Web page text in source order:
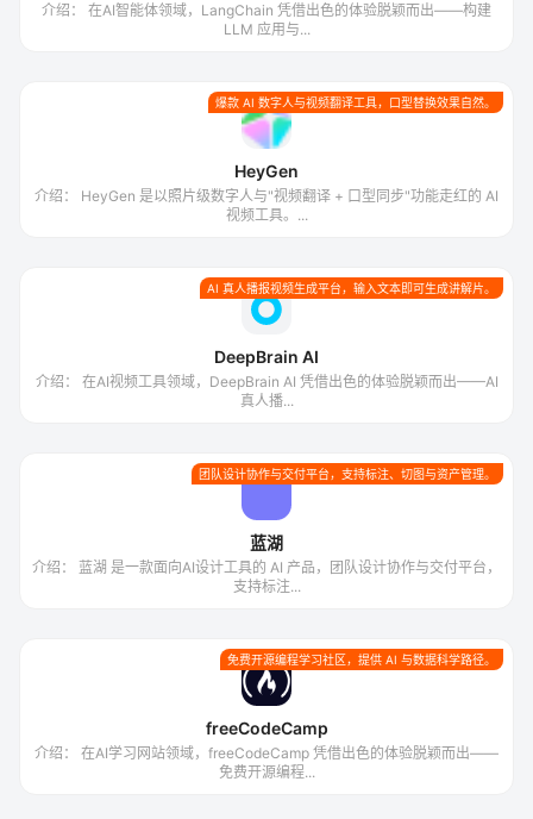
介绍： 在AI智能体领域，LangChain 凭借出色的体验脱颖而出——构建
LLM 应用与...
爆款 AI 数字人与视频翻译工具，口型替换效果自然。
HeyGen
介绍： HeyGen 是以照片级数字人与"视频翻译 + 口型同步"功能走红的 AI
视频工具。...
AI 真人播报视频生成平台，输入文本即可生成讲解片。
DeepBrain AI
介绍： 在AI视频工具领域，DeepBrain AI 凭借出色的体验脱颖而出——AI
真人播...
团队设计协作与交付平台，支持标注、切图与资产管理。
蓝湖
介绍： 蓝湖 是一款面向AI设计工具的 AI 产品，团队设计协作与交付平台，
支持标注...
免费开源编程学习社区，提供 AI 与数据科学路径。
freeCodeCamp
介绍： 在AI学习网站领域，freeCodeCamp 凭借出色的体验脱颖而出——
免费开源编程...